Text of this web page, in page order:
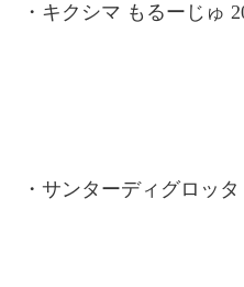
・キクシマ もるーじゅ
・サンターディグロッ